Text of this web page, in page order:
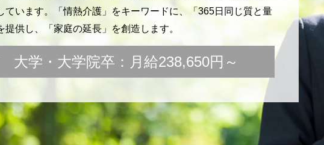
ています。「情熱介護」をキーワードに、「365日同じ質と量
供し、「家庭の延長」を創造します。
学・大学院卒：月給238,650円～